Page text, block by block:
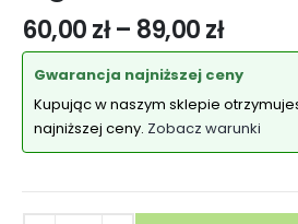
60,00zł – 89,00zł
Gwarancja najniższej ceny
Kupując w naszym sklepie
najniższej ceny. Zobacz warunki